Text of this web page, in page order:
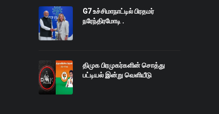
G7 உச்சிமாநாட்டில் பிரதமர்
நரேந்திரமோடி .
திமுக பிரமுகர்களின் சொத்து
பட்டியல் இன்று வெளியீடு